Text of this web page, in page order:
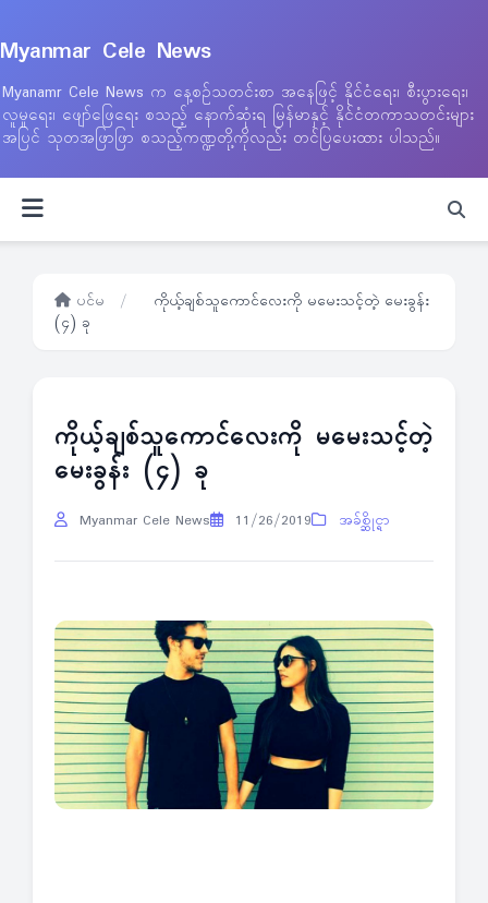
Myanmar Cele News
Myanamr Cele News က နေ့စဉ်သတင်းစာ အနေဖြင့် နိုင်ငံရေး၊ စီးပွားရေး၊
လူမှုရေး၊ ဖျော်ဖြေရေး စသည့် နောက်ဆုံးရ မြန်မာနှင့် နိုင်ငံတကာသတင်းများ
အပြင် သုတအဖြာဖြာ စသည့်ကဏ္ဍတို့ကိုလည်း တင်ပြပေးထား ပါသည်။
ပင်မ /
ကိုယ့်ချစ်သူကောင်လေးကို မမေးသင့်တဲ့ မေးခွန်း
(၄) ခု
ကိုယ့်ချစ်သူကောင်လေးကို မမေးသင့်တဲ့
မေးခွန်း (၄) ခု
Myanmar Cele News 11/26/2019 အခ်စ္ဆိုင္ရာ